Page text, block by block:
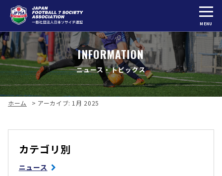
MENU
INFORMATION
ニュース・トピックス
ホーム > アーカイブ: 1月 2025
カテゴリ別
ニュース